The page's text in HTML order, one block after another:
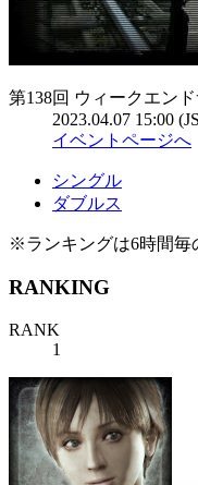
第138回 ウィークエン
2023.04.07 15:00
イベントページへ
シングル
ダブルス
※ランキングは6時間毎
RANKING
RANK
1